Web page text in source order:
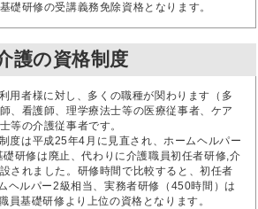
礎研修の受講義務免除資格となります。
護の資格制度
用者様に対し、多くの職種が関わります（多
、看護師、理学療法士等の医療従事者、ケア
等の介護従事者です。
度は平成25年4月に見直され、ホームヘルパー
研修は廃止、代わりに介護職員初任者研修,介
されました。研修時間で比較すると、初任者
ヘルパー2級相当、実務者研修（450時間）は
員基礎研修より上位の資格となります。